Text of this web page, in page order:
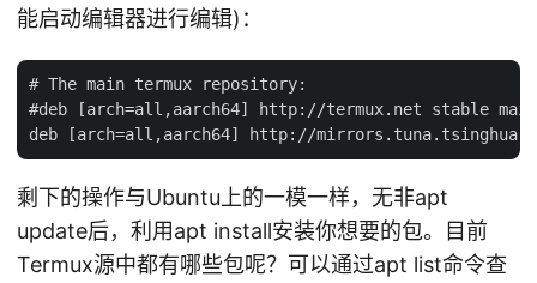
能启动编辑器进行编辑)：
# The main termux repository:
#deb [arch=all,aarch64] http://termux.net stable main
剩下的操作与Ubuntu上的一模一样，无非apt
update后，利用apt install安装你想要的包。目前
Termux源中都有哪些包呢？可以通过apt list命令查